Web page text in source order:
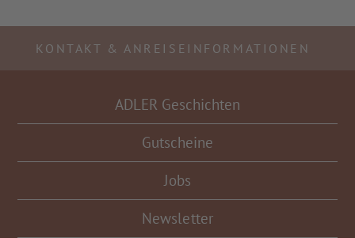
KONTAKT & ANREISEINFORMATIONEN
ADLER Geschichten
Gutscheine
Jobs
Newsletter